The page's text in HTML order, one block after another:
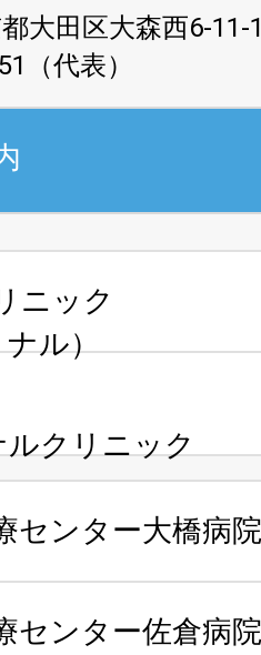
大田区大森西6-11-
（代表）
ニック
ナル）
ルクリニック
センター大橋病
センター佐倉病